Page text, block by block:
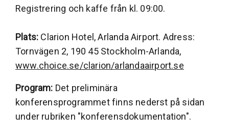
Registrering och kaffe från kl. 09:00.
Plats: Clarion Hotel, Arlanda Airport. Adress:
Tornvägen 2, 190 45 Stockholm-Arlanda,
www.choice.se/clarion/arlandaairport.se
Program: Det preliminära
konferensprogrammet finns nederst på sidan
under rubriken "konferensdokumentation".